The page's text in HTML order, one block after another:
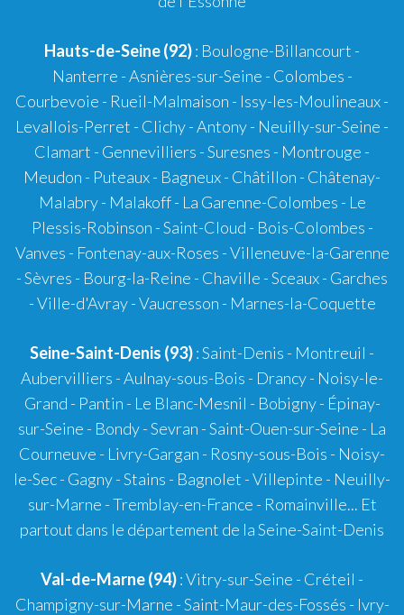
Hauts-de-Seine (92): Boulogne-Billancourt -
Nanterre - Asnières-sur-Seine - Colombes -
Courbevoie - Rueil-Malmaison - Issy-les-Moulineaux -
Levallois-Perret - Clichy - Antony - Neuilly-sur-Seine -
Clamart - Gennevilliers - Suresnes - Montrouge -
Meudon - Puteaux - Bagneux - Châtillon - Châtenay-
Malabry - Malakoff - La Garenne-Colombes - Le
Plessis-Robinson - Saint-Cloud - Bois-Colombes -
Vanves - Fontenay-aux-Roses - Villeneuve-la-Garenne
- Sèvres - Bourg-la-Reine - Chaville - Sceaux - Garches
- Ville-d'Avray - Vaucresson - Marnes-la-Coquette
Seine-Saint-Denis (93): Saint-Denis - Montreuil -
Aubervilliers - Aulnay-sous-Bois - Drancy - Noisy-le-
Grand - Pantin - Le Blanc-Mesnil - Bobigny - Épinay-
sur-Seine - Bondy - Sevran - Saint-Ouen-sur-Seine - La
Courneuve - Livry-Gargan - Rosny-sous-Bois - Noisy-
le-Sec - Gagny - Stains - Bagnolet - Villepinte - Neuilly-
sur-Marne - Tremblay-en-France - Romainville... Et
partout dans le département de la Seine-Saint-Denis
Val-de-Marne (94): Vitry-sur-Seine - Créteil -
Champigny-sur-Marne - Saint-Maur-des-Fossés - Ivry-